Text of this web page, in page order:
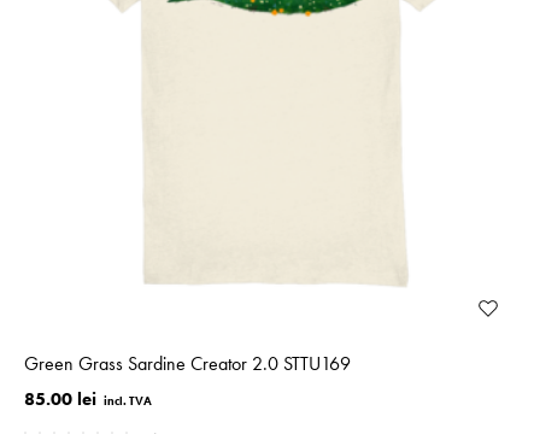
Green Grass Sardine Creator 2.0 STTU169
85.00 lei